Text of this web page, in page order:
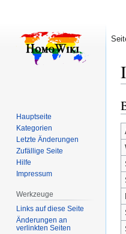
Hauptseite
Kategorien
Letzte Änderungen
Zufällige Seite
Hilfe
Impressum
Werkzeuge
Links auf diese Seite
Änderungen an
verlinkten Seiten